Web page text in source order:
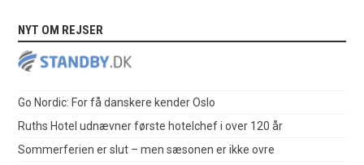
NYT OM REJSER
Go Nordic: For få danskere kender Oslo
Ruths Hotel udnævner første hotelchef i over 120 år
Sommerferien er slut – men sæsonen er ikke ovre